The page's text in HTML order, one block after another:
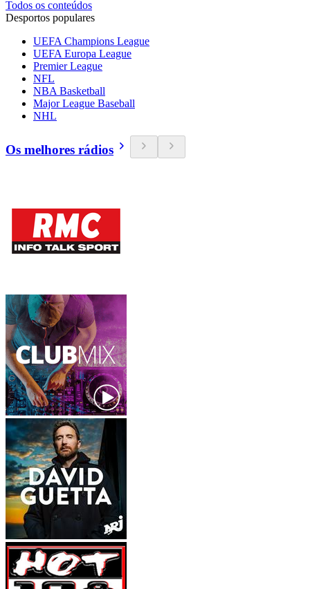
Todos os conteúdos
Desportos populares
UEFA Champions League
UEFA Europa League
Premier League
NFL
NBA Basketball
Major League Baseball
NHL
Os melhores rádios